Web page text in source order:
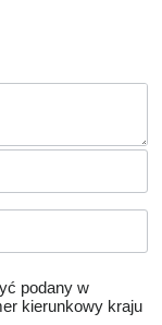
podany w
kierunkowy kraju